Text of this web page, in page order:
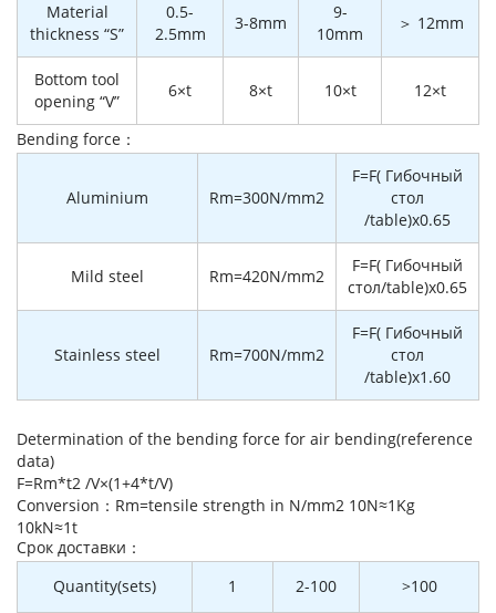
Material
thickness “S”
0.5-
2.5mm
3-8mm
9-
10mm
＞ 12mm
Bottom tool
opening “V”
6×t 8×t 10×t 12×t
Bending force：
Aluminium Rm=300N/mm2
F=F( Гибочный
стол
/table)x0.65
Mild steel Rm=420N/mm2
F=F( Гибочный
стол/table)x0.65
Stainless steel Rm=700N/mm2
F=F( Гибочный
стол
/table)x1.60
Determination of the bending force for air bending(reference
data)
F=Rm*t2 /V×(1+4*t/V)
Conversion：Rm=tensile strength in N/mm2 10N≈1Kg
10kN≈1t
Cрок доставки：
Quantity(sets)
1 2-100 >100